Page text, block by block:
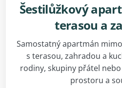
Šestilůžkový
terasou a
Samostatný apartmán
s terasou, zahradou a
rodiny, skupiny přátel
prostoru a